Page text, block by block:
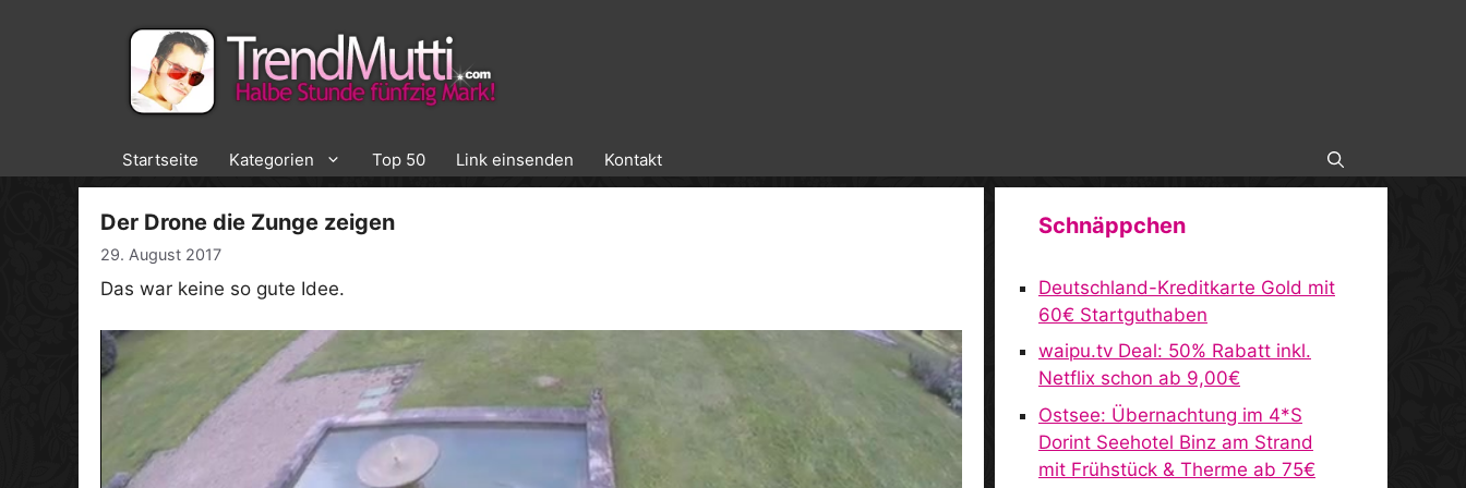
Startseite Kategorien Top 50 Link einsenden Kontakt
Der Drone die Zunge zeigen
29. August 2017
Das war keine so gute Idee.
Schnäppchen
Deutschland-Kreditkarte Gold mit
60€ Startguthaben
waipu.tv Deal: 50% Rabatt inkl.
Netflix schon ab 9,00€
Ostsee: Übernachtung im 4*S
Dorint Seehotel Binz am Strand
mit Frühstück & Therme ab 75€